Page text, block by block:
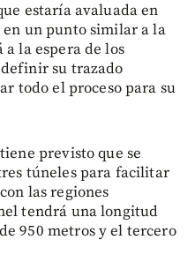
estaría avaluada en
un punto similar a la
a la espera de los
su trazado
todo el proceso para su
previsto que se
túneles para facilitar
las regiones
tendrá una longitud
950 metros y el tercero